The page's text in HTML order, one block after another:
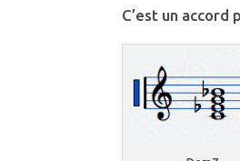
C’est un